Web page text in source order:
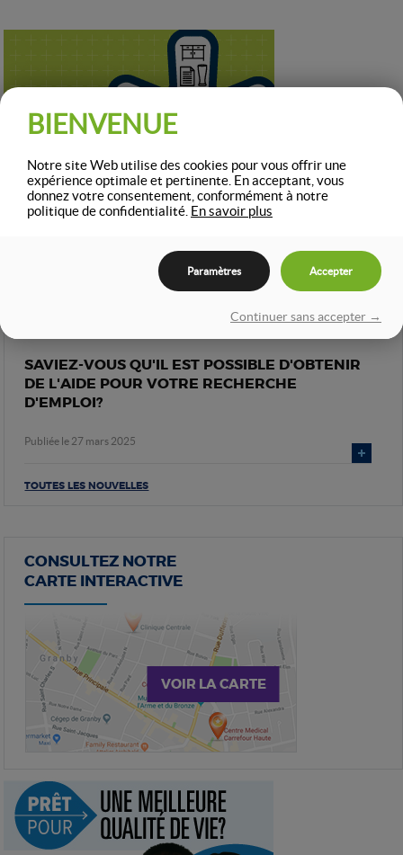
SAVIEZ-VOUS QU'IL EST POSSIBLE D'OBTENIR
DE L'AIDE POUR VOTRE RECHERCHE
D'EMPLOI?
Publiée le 27 mars 2025
TOUTES LES NOUVELLES
CONSULTEZ NOTRE
CARTE INTERACTIVE
VOIR LA CARTE
BIENVENUE
Notre site Web utilise des cookies pour vous offrir une
expérience optimale et pertinente. En acceptant, vous
donnez votre consentement, conformément à notre
politique de confidentialité. En savoir plus
Paramètres Accepter
Continuer sans accepter →